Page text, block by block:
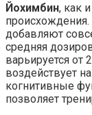
Йохимбин, как и
добавляют
средняя
варьируется от
воздействует
когнитивные
позволяет